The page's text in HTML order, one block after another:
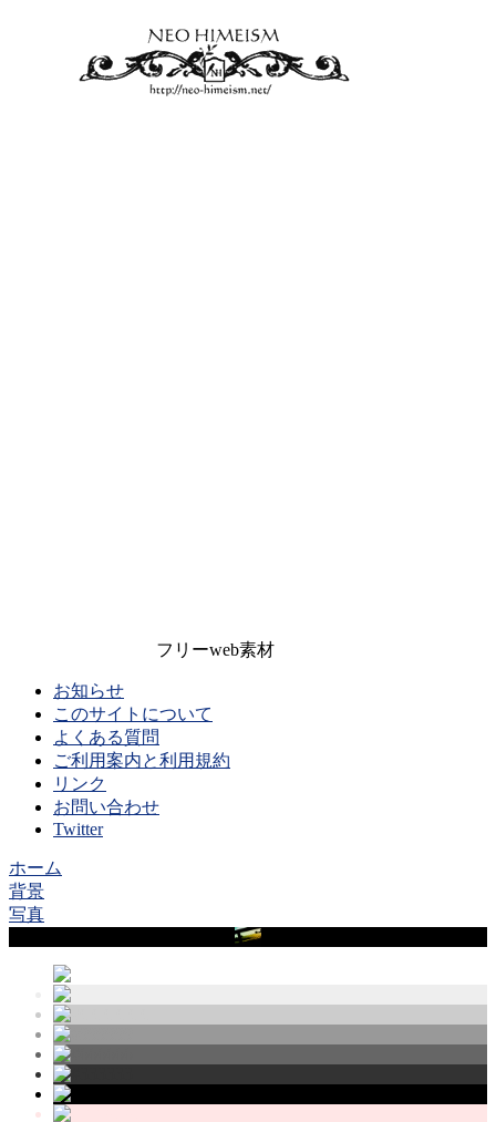
フリーweb素材
お知らせ
このサイトについて
よくある質問
ご利用案内と利用規約
リンク
お問い合わせ
Twitter
ホーム
背景
写真